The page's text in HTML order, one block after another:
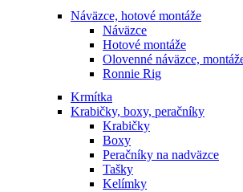
Náväzce, hotové montáže
Náväzce
Hotové montáže
Olovenné náväzce,
Ronnie Rig
Krmítka
Krabičky, boxy, peračníky
Krabičky
Boxy
Peračníky na nadväzce
Tašky
Kelímky